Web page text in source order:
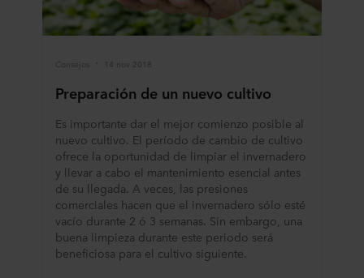
equipo. Los fines para los cuales nuestros sitios web
pueden utilizar cookies y, por tanto, procesar información
sobre usted a través de cookies, es decisión suya.
momento haciendo clic en el icono de cookies situado en
hacemos de nuestras cookies en la sección «Acerca de»
y sobre cómo tratamos los datos personales en
nuestra Declaración de privacidad, incluyendo qué
empresa específica de ROCKWOOL es la responsable
del tratamiento de sus datos personales.
Consejos 14 nov 2018
Preparación de un nuevo cultivo
Es importante dar el mejor comienzo posible al
nuevo cultivo. El período de cambio de cultivo
ofrece la oportunidad de limpiar el invernadero
y llevar a cabo el mantenimiento esencial antes
de su llegada. A veces, las presiones
comerciales hacen que el invernadero sólo esté
vacío durante 2 ó 3 semanas. Sin embargo, una
buena limpieza durante este periodo será
beneficiosa para el cultivo siguiente.